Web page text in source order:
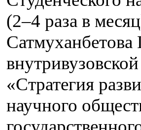
(2–4 раза в
«Стратегия
научного